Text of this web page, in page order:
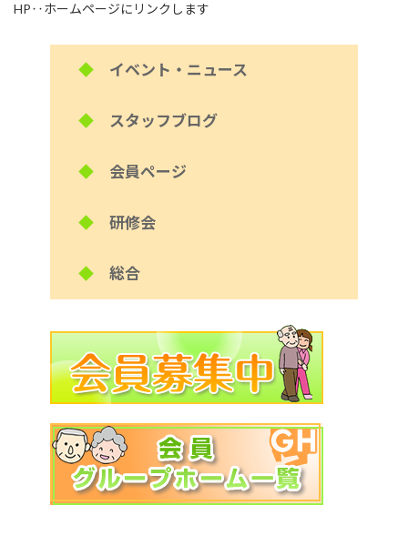
HP‥ホームページにリンクします
◆ イベント・ニュース
◆ スタッフブログ
◆ 会員ページ
◆ 研修会
◆ 総合